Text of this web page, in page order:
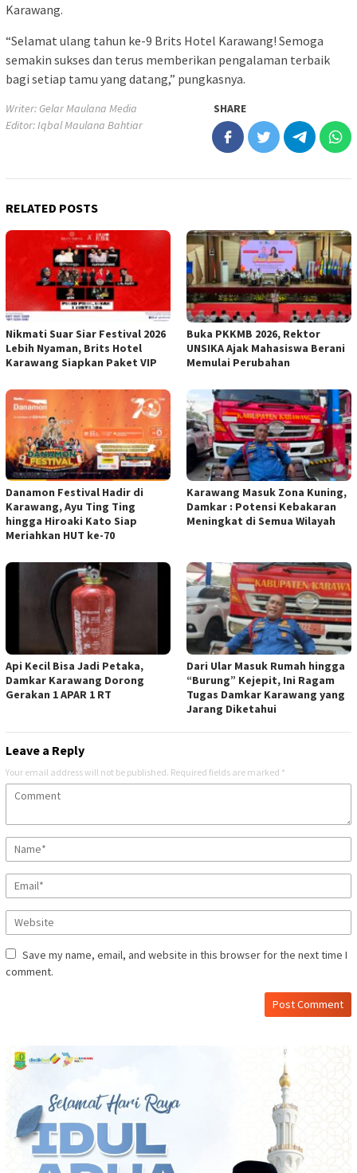
Karawang.
“Selamat ulang tahun ke-9 Brits Hotel Karawang! Semoga
semakin sukses dan terus memberikan pengalaman terbaik
bagi setiap tamu yang datang,” pungkasnya.
Writer: Gelar Maulana Media
Editor: Iqbal Maulana Bahtiar
SHARE
RELATED POSTS
Nikmati Suar Siar Festival 2026
Lebih Nyaman, Brits Hotel
Karawang Siapkan Paket VIP
Buka PKKMB 2026, Rektor
UNSIKA Ajak Mahasiswa Berani
Memulai Perubahan
Danamon Festival Hadir di
Karawang, Ayu Ting Ting
hingga Hiroaki Kato Siap
Meriahkan HUT ke-70
Karawang Masuk Zona Kuning,
Damkar : Potensi Kebakaran
Meningkat di Semua Wilayah
Api Kecil Bisa Jadi Petaka,
Damkar Karawang Dorong
Gerakan 1 APAR 1 RT
Dari Ular Masuk Rumah hingga
“Burung” Kejepit, Ini Ragam
Tugas Damkar Karawang yang
Jarang Diketahui
Leave a Reply
Your email address will not be published. Required fields are marked *
Save my name, email, and website in this browser for the next time I
comment.